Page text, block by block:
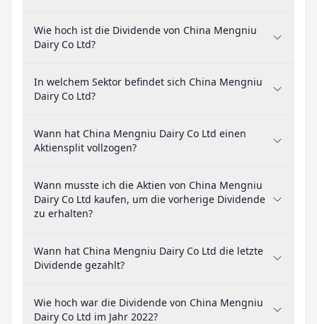
Wie hoch ist die Dividende von China Mengniu
Dairy Co Ltd?
In welchem Sektor befindet sich China Mengniu
Dairy Co Ltd?
Wann hat China Mengniu Dairy Co Ltd einen
Aktiensplit vollzogen?
Wann musste ich die Aktien von China Mengniu
Dairy Co Ltd kaufen, um die vorherige Dividende
zu erhalten?
Wann hat China Mengniu Dairy Co Ltd die letzte
Dividende gezahlt?
Wie hoch war die Dividende von China Mengniu
Dairy Co Ltd im Jahr 2022?